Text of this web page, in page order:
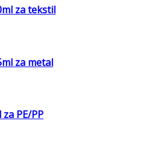
za tekstil
za metal
PE/PP